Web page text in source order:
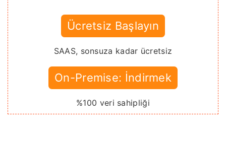
Ücretsiz Başlayın
SAAS, sonsuza kadar ücretsiz
On-Premise: İndirmek
%100 veri sahipliği